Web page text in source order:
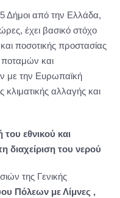
Δήμοι από την Ελλάδα,
έχει βασικό στόχο
ποσοτικής προστασίας
ποταμών και
με την Ευρωπαϊκή
κλιματικής αλλαγής και
εθνικού και
διαχείριση του νερού
της Γενικής
Πόλεων με Λίμνες ,